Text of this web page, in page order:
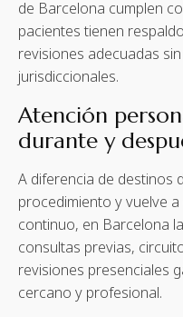
de Barcelona cumplen
pacientes tienen
revisiones adecuadas
jurisdiccionales.
Atención
durante y
A diferencia de destinos
procedimiento y vuelve
continuo, en Barcelona
consultas previas,
revisiones presenciales
cercano y profesional.